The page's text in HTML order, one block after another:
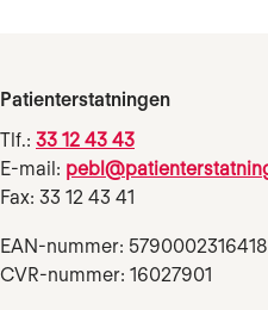
Patienterstatningen
Tlf.: 33 12 43 43
E-mail:
Fax: 33 12 43 41
EAN-nummer: 5790002316418
CVR-nummer: 16027901